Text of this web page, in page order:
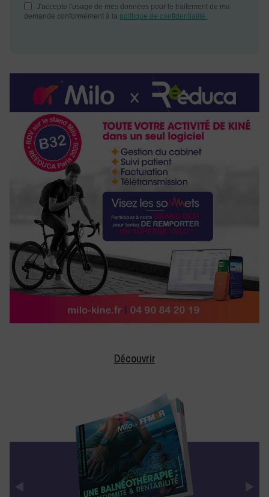
Découvrir